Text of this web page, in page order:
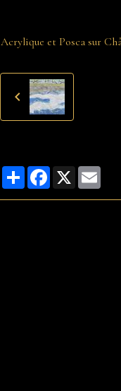
Acrylique et Posca sur
PartagerFacebook
X